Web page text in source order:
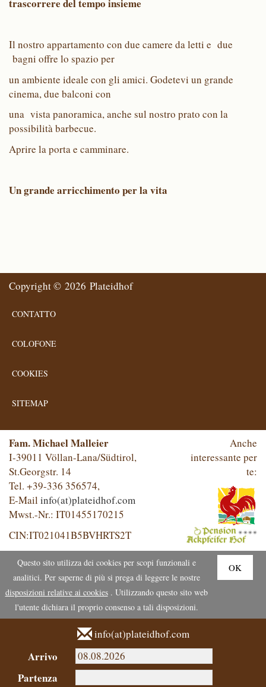
trascorrere del tempo insieme
Il nostro appartamento con due camere da letti e due
bagni offre lo spazio per
un ambiente ideale con gli amici. Godetevi un grande
cinema, due balconi con
una vista panoramica, anche sul nostro prato con la
possibilità barbecue.
Aprire la porta e camminare.
Un grande arricchimento per la vita
Copyright © 2026 Plateidhof
CONTATTO
COLOFONE
COOKIES
SITEMAP
Fam. Michael Malleier
I-39011 Völlan-Lana/Südtirol,
St.Georgstr. 14
Tel. +39-336 356574,
E-Mail info(at)plateidhof.com
Mwst.-Nr.: IT01455170215
CIN:IT021041B5BVHRTS2T
Anche
interessante per
te:
Questo sito utilizza dei cookies per scopi funzionali e
analitici. Per saperne di più si prega di leggere le nostre
disposizioni relative ai cookies. Utilizzando questo sito web
l'utente dichiara il proprio consenso a tali disposizioni.
OK
info(at)plateidhof.com
Arrivo
Partenza